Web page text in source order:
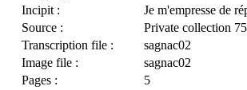
Incipit :
Je m'empresse de
Source :
Private collection
Transcription file :
sagnac02
Image file :
sagnac02
Pages :
5